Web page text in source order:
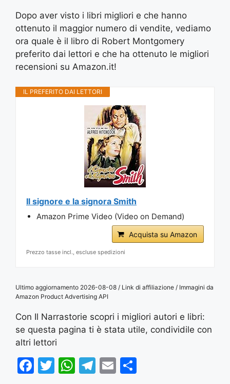
Dopo aver visto i libri migliori e che hanno
ottenuto il maggior numero di vendite, vediamo
ora quale è il libro di Robert Montgomery
preferito dai lettori e che ha ottenuto le migliori
recensioni su Amazon.it!
IL PREFERITO DAI LETTORI
Il signore e la signora Smith
Amazon Prime Video (Video on Demand)
Acquista su Amazon
Prezzo tasse incl., escluse spedizioni
Ultimo aggiornamento 2026-08-08 / Link di affiliazione / Immagini da
Amazon Product Advertising API
Con Il Narrastorie scopri i migliori autori e libri:
se questa pagina ti è stata utile, condividile con
altri lettori
F
T
W T
E